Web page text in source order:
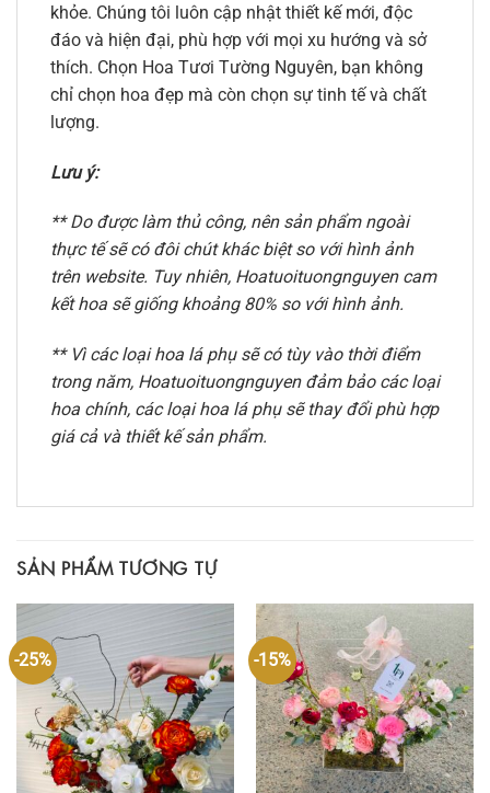
khỏe. Chúng tôi luôn cập nhật thiết kế mới, độc
đáo và hiện đại, phù hợp với mọi xu hướng và sở
thích. Chọn Hoa Tươi Tường Nguyên, bạn không
chỉ chọn hoa đẹp mà còn chọn sự tinh tế và chất
lượng.
Lưu ý:
** Do được làm thủ công, nên sản phẩm ngoài
thực tế sẽ có đôi chút khác biệt so với hình ảnh
trên website. Tuy nhiên, Hoatuoituongnguyen cam
kết hoa sẽ giống khoảng 80% so với hình ảnh.
** Vì các loại hoa lá phụ sẽ có tùy vào thời điểm
trong năm, Hoatuoituongnguyen đảm bảo các loại
hoa chính, các loại hoa lá phụ sẽ thay đổi phù hợp
giá cả và thiết kế sản phẩm.
SẢN PHẨM TƯƠNG TỰ
-25% -15%